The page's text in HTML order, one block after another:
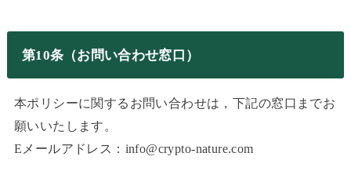
第10条（お問い合わせ窓口）
本ポリシーに関するお問い合わせは，下記の窓口までお
願いいたします。
Eメールアドレス：info@crypto-nature.com